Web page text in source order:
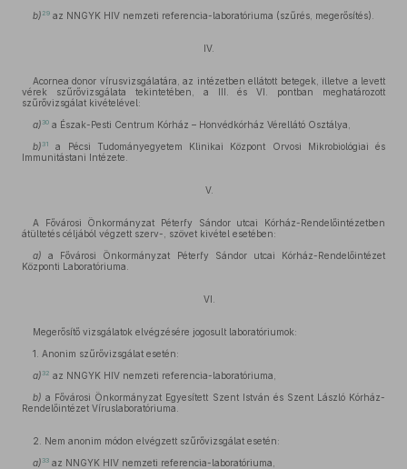
b) 29 az NNGYK HIV nemzeti referencia-laboratóriuma (szűrés, megerősítés).
IV.
Acornea donor vírusvizsgálatára, az intézetben ellátott betegek, illetve a levett
vérek szűrővizsgálata tekintetében, a III. és VI. pontban meghatározott
szűrővizsgálat kivételével:
a) 30 a Észak-Pesti Centrum Kórház – Honvédkórház Vérellátó Osztálya,
b) 31
a Pécsi Tudományegyetem Klinikai Központ Orvosi Mikrobiológiai és
Immunitástani Intézete.
V.
A Fővárosi Önkormányzat Péterfy Sándor utcai Kórház-Rendelőintézetben
átültetés céljából végzett szerv-, szövet kivétel esetében:
a) a Fővárosi Önkormányzat Péterfy Sándor utcai Kórház-Rendelőintézet
Központi Laboratóriuma.
VI.
Megerősítő vizsgálatok elvégzésére jogosult laboratóriumok:
1. Anonim szűrővizsgálat esetén:
a) 32 az NNGYK HIV nemzeti referencia-laboratóriuma,
b) a Fővárosi Önkormányzat Egyesített Szent István és Szent László Kórház-
Rendelőintézet Víruslaboratóriuma.
2. Nem anonim módon elvégzett szűrővizsgálat esetén:
a) 33 az NNGYK HIV nemzeti referencia-laboratóriuma,